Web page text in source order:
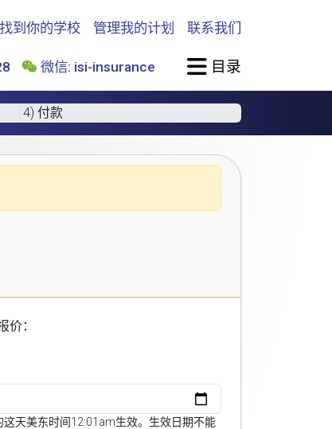
找到你的学校 管理我的计划 联系我们
微信: isi-insurance 目录
4) 付款
：
这天美东时间12:01am生效。生效日期不能